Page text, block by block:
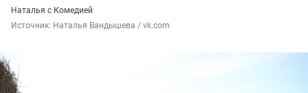
Наталья с Комедией
Источник: Наталья Вандышева / vk.com